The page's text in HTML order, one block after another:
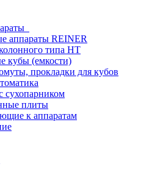
аппараты REINER
типа НТ
кубы (емкости)
прокладки для кубов
сухопарником
плиты
к аппаратам